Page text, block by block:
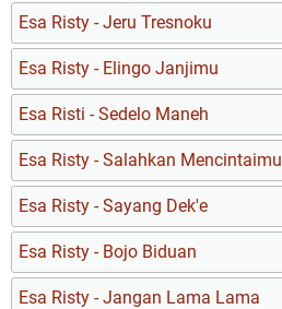
Esa Risty - Jeru Tresnoku
Esa Risty - Elingo Janjimu
Esa Risti - Sedelo Maneh
Esa Risty - Salahkan Mencintaimu
Esa Risty - Sayang Dek'e
Esa Risty - Bojo Biduan
Esa Risty - Jangan Lama Lama